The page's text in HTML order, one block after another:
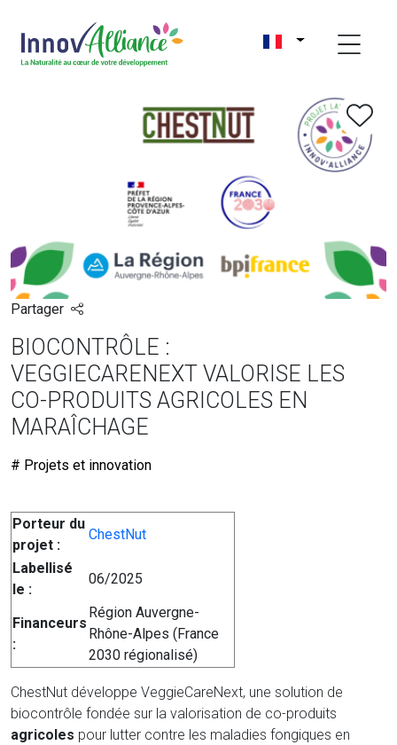
Partager
BIOCONTRÔLE :
VEGGIECARENEXT VALORISE LES
CO-PRODUITS AGRICOLES EN
MARAÎCHAGE
# Projets et innovation
Porteur du
projet :
ChestNut
Labellisé
le :
06/2025
Financeurs
:
Région Auvergne-
Rhône-Alpes (France
2030 régionalisé)
ChestNut développe VeggieCareNext, une solution de
biocontrôle fondée sur la valorisation de co-produits
agricoles pour lutter contre les maladies fongiques en